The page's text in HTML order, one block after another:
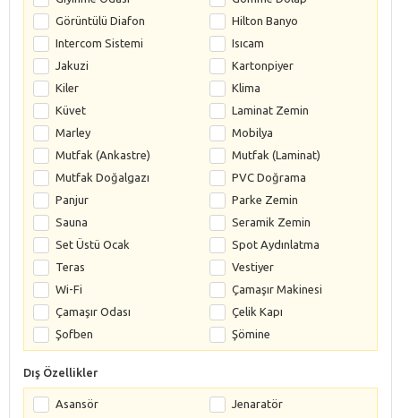
Görüntülü Diafon
Hilton Banyo
Intercom Sistemi
Isıcam
Jakuzi
Kartonpiyer
Kiler
Klima
Küvet
Laminat Zemin
Marley
Mobilya
Mutfak (Ankastre)
Mutfak (Laminat)
Mutfak Doğalgazı
PVC Doğrama
Panjur
Parke Zemin
Sauna
Seramik Zemin
Set Üstü Ocak
Spot Aydınlatma
Teras
Vestiyer
Wi-Fi
Çamaşır Makinesi
Çamaşır Odası
Çelik Kapı
Şofben
Şömine
Dış Özellikler
Asansör
Jenaratör